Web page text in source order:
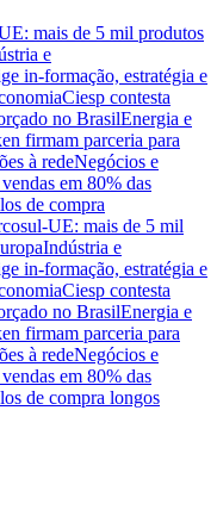
mais de 5 mil produtos
e
in-formação, estratégia e
Ciesp contesta
no BrasilEnergia e
firmam parceria para
à redeNegócios e
em 80% das
de compra
UE: mais de 5 mil
Indústria e
in-formação, estratégia e
Ciesp contesta
no BrasilEnergia e
firmam parceria para
à redeNegócios e
em 80% das
de compra longos